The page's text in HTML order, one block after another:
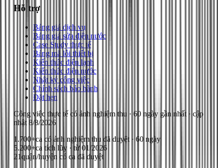
Hỗ trợ
Bảng giá dịch vụ
Bảng giá sửa điện nước
Case Study thực tế
Bảng mã lỗi thiết bị
Kiến thức điện lạnh
Kiến thức điện nước
Nhật ký công việc
Chính sách bảo hành
Đặt hẹn
Công việc thực tế có ảnh nghiệm thu · 60 ngày gần nhất · cập
nhật 8/8/2026
1.700+ca có ảnh nghiệm thu đã duyệt · 60 ngày
5.200+ca tích lũy · từ 01/2026
21quận/huyện có ca đã duyệt